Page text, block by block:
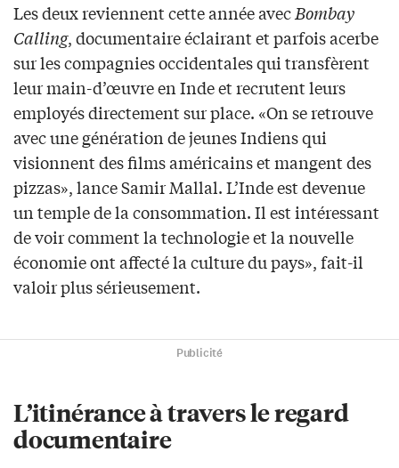
Les deux reviennent cette année avecBombay
Calling, documentaire éclairant et parfois acerbe
sur les compagnies occidentales qui transfèrent
leur main-d’œuvre en Inde et recrutent leurs
employés directement sur place. «On se retrouve
avec une génération de jeunes Indiens qui
visionnent des films américains et mangent des
pizzas», lance Samir Mallal. L’Inde est devenue
un temple de la consommation. Il est intéressant
de voir comment la technologie et la nouvelle
économie ont affecté la culture du pays», fait-il
valoir plus sérieusement.
Publicité
L’itinérance à travers le regard
documentaire